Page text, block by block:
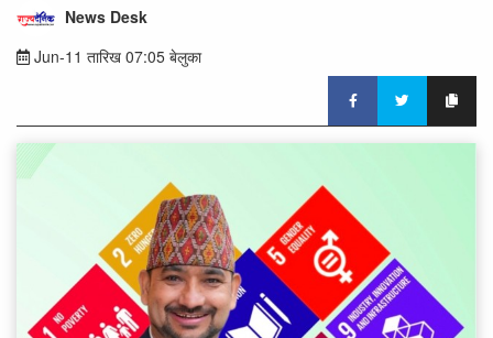
News Desk
Jun-11 तारिख 07:05 बेलुका